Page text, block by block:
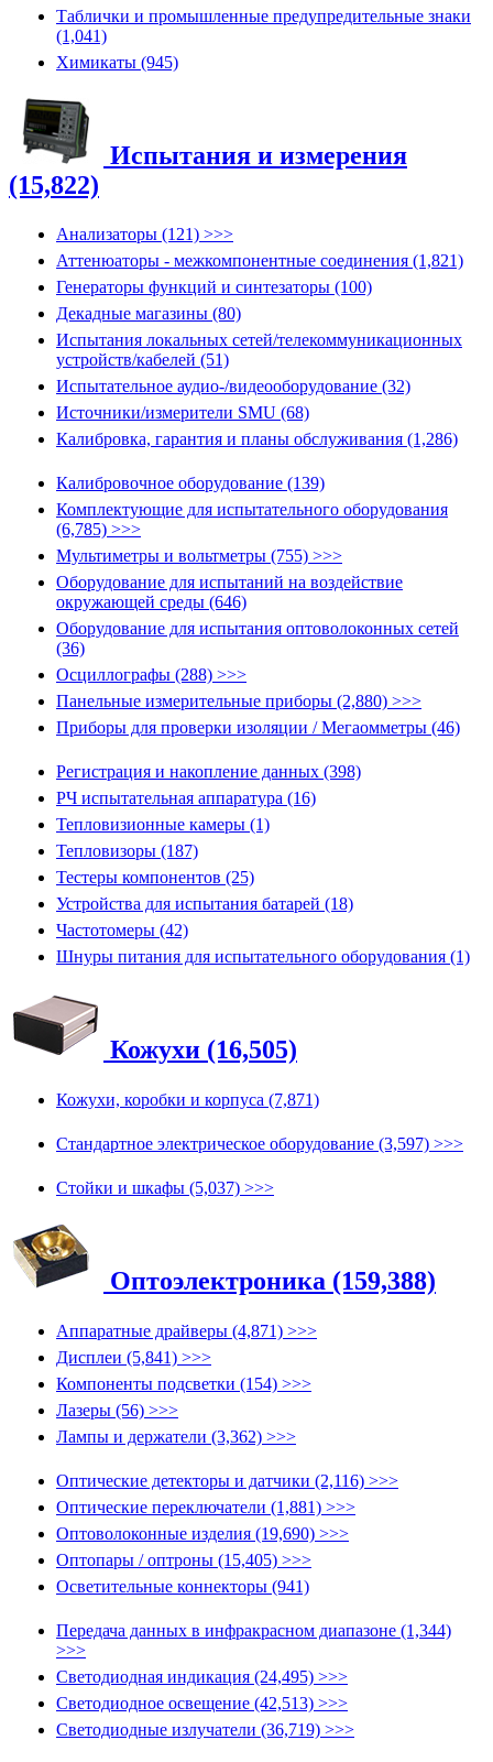
Таблички и промышленные предупредительные знаки
(1,041)
Химикаты (945)
Испытания и измерения
(15,822)
Анализаторы (121) >>>
Аттенюаторы - межкомпонентные соединения (1,821)
Генераторы функций и синтезаторы (100)
Декадные магазины (80)
Испытания локальных сетей/телекоммуникационных
устройств/кабелей (51)
Испытательное аудио-/видеооборудование (32)
Источники/измерители SMU (68)
Калибровка, гарантия и планы обслуживания (1,286)
Калибровочное оборудование (139)
Комплектующие для испытательного оборудования
(6,785) >>>
Мультиметры и вольтметры (755) >>>
Оборудование для испытаний на воздействие
окружающей среды (646)
Оборудование для испытания оптоволоконных сетей
(36)
Осциллографы (288) >>>
Панельные измерительные приборы (2,880) >>>
Приборы для проверки изоляции / Мегаомметры (46)
Регистрация и накопление данных (398)
РЧ испытательная аппаратура (16)
Тепловизионные камеры (1)
Тепловизоры (187)
Тестеры компонентов (25)
Устройства для испытания батарей (18)
Частотомеры (42)
Шнуры питания для испытательного оборудования (1)
Кожухи (16,505)
Кожухи, коробки и корпуса (7,871)
Стандартное электрическое оборудование (3,597) >>>
Стойки и шкафы (5,037) >>>
Оптоэлектроника (159,388)
Аппаратные драйверы (4,871) >>>
Дисплеи (5,841) >>>
Компоненты подсветки (154) >>>
Лазеры (56) >>>
Лампы и держатели (3,362) >>>
Оптические детекторы и датчики (2,116) >>>
Оптические переключатели (1,881) >>>
Оптоволоконные изделия (19,690) >>>
Оптопары / оптроны (15,405) >>>
Осветительные коннекторы (941)
Передача данных в инфракрасном диапазоне (1,344)
>>>
Светодиодная индикация (24,495) >>>
Светодиодное освещение (42,513) >>>
Светодиодные излучатели (36,719) >>>